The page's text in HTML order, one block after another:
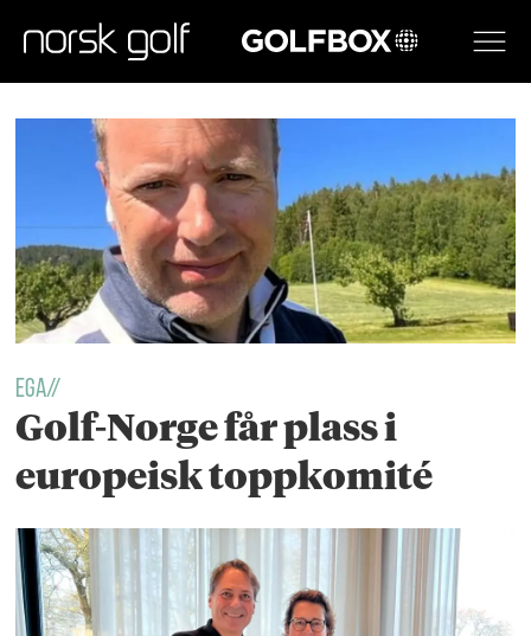
GOLFBOX
Tag:
european
golf
association
EGA//
Golf-Norge får plass i
europeisk toppkomité